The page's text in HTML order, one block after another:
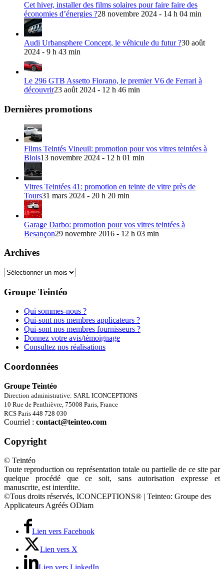
Cet hiver, installer des films solaires pour faire faire des
économies d’énergies ?28 novembre 2024 - 14 h 04 min
Audi Urbansphere Concept, le véhicule du futur ?30 août
2024 - 9 h 43 min
Le 296 GTB Assetto Fiorano, le premier V6 de Ferrari à
découvrir23 août 2024 - 12 h 46 min
Dernières promotions
Films Teintés Vineuil: promotion pour vos vitres teintées à
Blois13 novembre 2024 - 12 h 01 min
Vitres Teintées 41: promotion en teinte de vitre près de
Tours31 mars 2024 - 20 h 20 min
Garage Darbo: promotion pour vos vitres teintées à
Besançon29 novembre 2016 - 12 h 03 min
Archives
Archives
Groupe Teintéo
Qui sommes-nous ?
Qui-sont nos membres applicateurs ?
Qui-sont nos membres fournisseurs ?
Donnez votre avis/témoignage
Consultez nos réalisations
Coordonnées
Groupe Teintéo
Direction administrative: SARL ICONCEPTIONS
10 Rue de Penthièvre, 75008 Paris, France
RCS Paris 448 728 030
Courriel : contact@teinteo.com
Copyright
© Teintéo
Toute reproduction ou représentation totale ou partielle de ce site par
quelque procédé que ce soit, sans autorisation expresse et
manuscrite, est interdite.
©Tous droits réservés, ICONCEPTIONS® | Teinteo: Groupe des
Applicateurs Agréés ODiam
Lien vers Facebook
Lien vers X